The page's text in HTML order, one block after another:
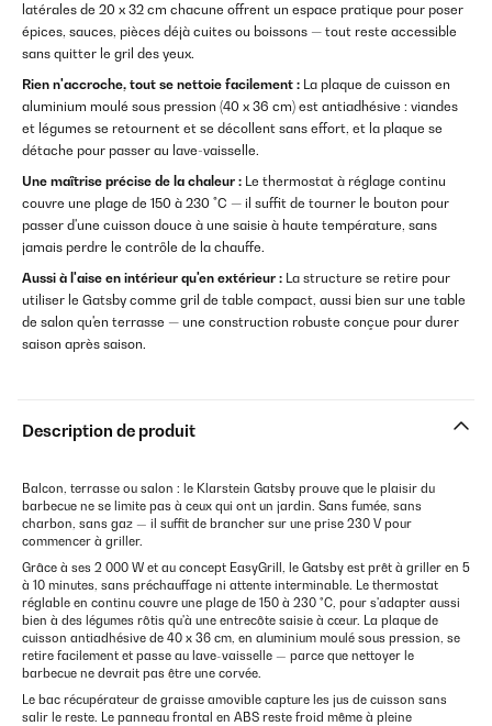
latérales de 20 x 32 cm chacune offrent un espace pratique pour poser
épices, sauces, pièces déjà cuites ou boissons — tout reste accessible
sans quitter le gril des yeux.
Rien n'accroche, tout se nettoie facilement : La plaque de cuisson en
aluminium moulé sous pression (40 x 36 cm) est antiadhésive : viandes
et légumes se retournent et se décollent sans effort, et la plaque se
détache pour passer au lave-vaisselle.
Une maîtrise précise de la chaleur : Le thermostat à réglage continu
couvre une plage de 150 à 230 °C — il suffit de tourner le bouton pour
passer d'une cuisson douce à une saisie à haute température, sans
jamais perdre le contrôle de la chauffe.
Aussi à l'aise en intérieur qu'en extérieur : La structure se retire pour
utiliser le Gatsby comme gril de table compact, aussi bien sur une table
de salon qu'en terrasse — une construction robuste conçue pour durer
saison après saison.
Description de produit
Balcon, terrasse ou salon : le Klarstein Gatsby prouve que le plaisir du
barbecue ne se limite pas à ceux qui ont un jardin. Sans fumée, sans
charbon, sans gaz — il suffit de brancher sur une prise 230 V pour
commencer à griller.
Grâce à ses 2 000 W et au concept EasyGrill, le Gatsby est prêt à griller en 5
à 10 minutes, sans préchauffage ni attente interminable. Le thermostat
réglable en continu couvre une plage de 150 à 230 °C, pour s'adapter aussi
bien à des légumes rôtis qu'à une entrecôte saisie à cœur. La plaque de
cuisson antiadhésive de 40 x 36 cm, en aluminium moulé sous pression, se
retire facilement et passe au lave-vaisselle — parce que nettoyer le
barbecue ne devrait pas être une corvée.
Le bac récupérateur de graisse amovible capture les jus de cuisson sans
salir le reste. Le panneau frontal en ABS reste froid même à pleine